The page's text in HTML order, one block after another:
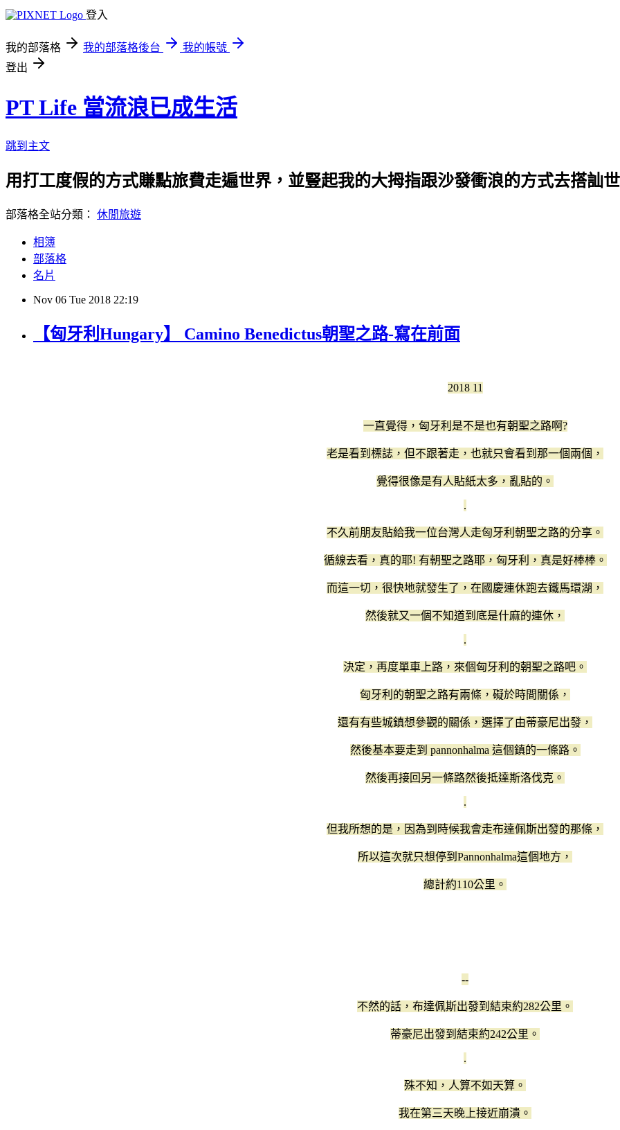
登入
我的部落格 我的部落格後台
我的帳號
登出
PT Life 當流浪已成生活
跳到主文
用打工度假的方式賺點旅費走遍世界，並豎起我的大拇指跟沙發衝浪的方式去搭訕
部落格全站分類： 休閒旅遊
相簿
部落格
名片
Nov 06 Tue 2018 22:19
【匈牙利Hungary】 Camino Benedictus朝聖之路-寫在前面
2018 11
一直覺得，匈牙利是不是也有朝聖之路啊?
老是看到標誌，但不跟著走，也就只會看到那一個兩個，
覺得很像是有人貼紙太多，亂貼的。
.
不久前朋友貼給我一位台灣人走匈牙利朝聖之路的分享。
循線去看，真的耶! 有朝聖之路耶，匈牙利，真是好棒棒。
而這一切，很快地就發生了，在國慶連休跑去鐵馬環湖，
然後就又一個不知道到底是什麻的連休，
.
決定，再度單車上路，來個匈牙利的朝聖之路吧。
匈牙利的朝聖之路有兩條，礙於時間關係，
還有有些城鎮想參觀的關係，選擇了由蒂豪尼出發，
然後基本要走到 pannonhalma 這個鎮的一條路。
然後再接回另一條路然後抵達斯洛伐克。
.
但我所想的是，因為到時候我會走布達佩斯出發的那條，
所以這次就只想停到Pannonhalma這個地方，
總計約110公里。
--
不然的話，布達佩斯出發到結束約282公里。
蒂豪尼出發到結束約242公里。
.
殊不知，人算不如天算。
我在第三天晚上接近崩潰。